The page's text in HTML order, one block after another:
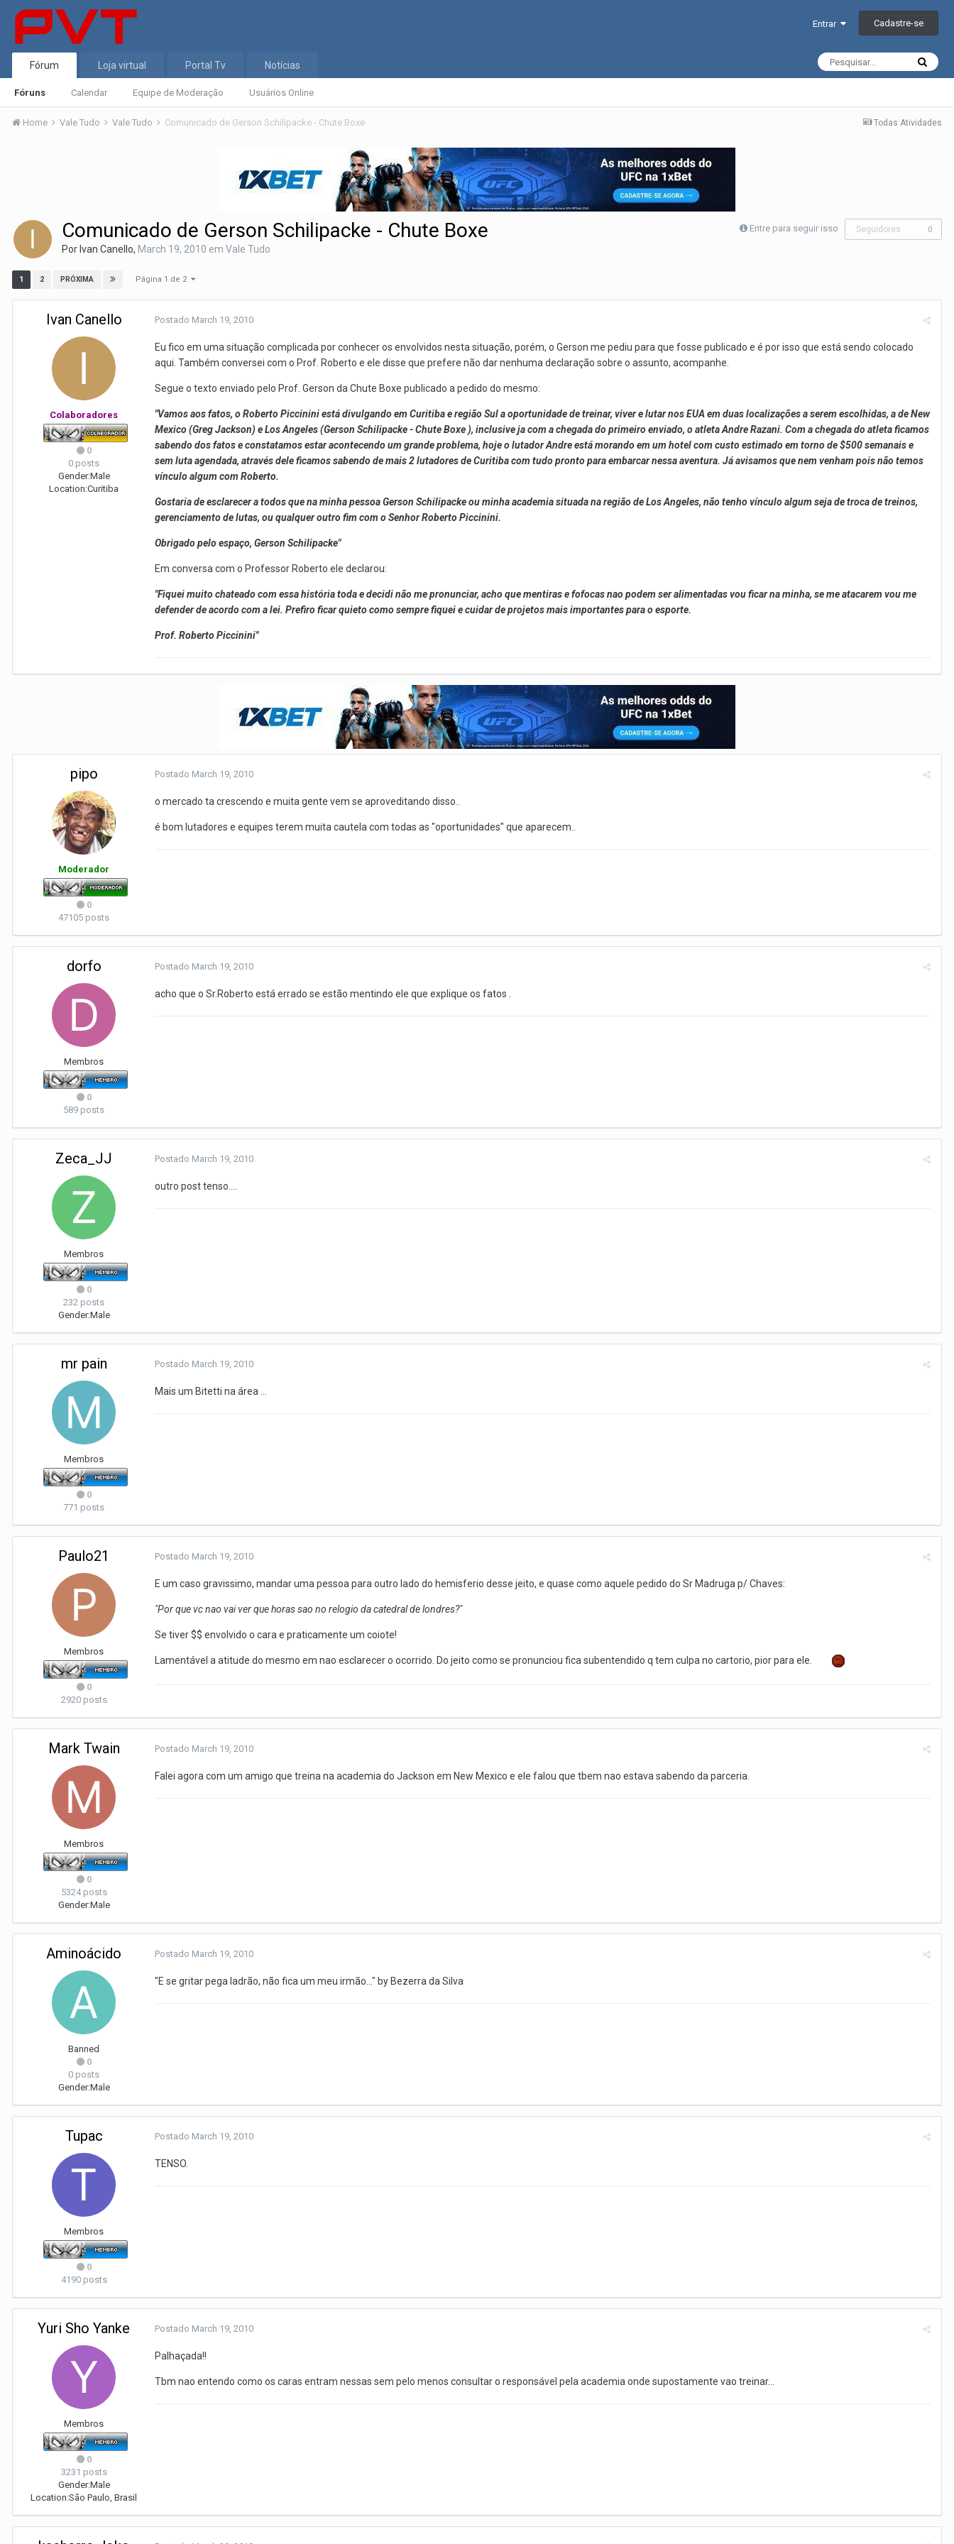
Entrar Cadastre-se
Fórum
Fóruns Calendar Equipe de Moderação Usuários Online
Loja virtual Portal Tv Notícias
Todas Atividades
Home Vale Tudo Vale Tudo Comunicado de Gerson Schilipacke - Chute Boxe
Entre para seguir isso Seguidores 0
Comunicado de Gerson Schilipacke - Chute Boxe
Por Ivan Canello, March 19, 2010 em Vale Tudo
1 2 PRÓXIMA Página 1 de 2
Ivan Canello
Colaboradores
0
0 posts
Gender:Male
Location:Curitiba
Postado March 19, 2010
Eu fico em uma situação complicada por conhecer os envolvidos nesta situação, porém, o Gerson me pediu para que fosse publicado e é por isso que está sendo colocado
aqui. Também conversei com o Prof. Roberto e ele disse que prefere não dar nenhuma declaração sobre o assunto, acompanhe.
Segue o texto enviado pelo Prof. Gerson da Chute Boxe publicado a pedido do mesmo:
"Vamos aos fatos, o Roberto Piccinini está divulgando em Curitiba e região Sul a oportunidade de treinar, viver e lutar nos EUA em duas localizações a serem escolhidas, a de New
Mexico (Greg Jackson) e Los Angeles (Gerson Schilipacke - Chute Boxe ), inclusive ja com a chegada do primeiro enviado, o atleta Andre Razani. Com a chegada do atleta ficamos
sabendo dos fatos e constatamos estar acontecendo um grande problema, hoje o lutador Andre está morando em um hotel com custo estimado em torno de $500 semanais e
sem luta agendada, através dele ficamos sabendo de mais 2 lutadores de Curitiba com tudo pronto para embarcar nessa aventura. Já avisamos que nem venham pois não temos
vínculo algum com Roberto.
Gostaria de esclarecer a todos que na minha pessoa Gerson Schilipacke ou minha academia situada na região de Los Angeles, não tenho vínculo algum seja de troca de treinos,
gerenciamento de lutas, ou qualquer outro fim com o Senhor Roberto Piccinini.
Obrigado pelo espaço, Gerson Schilipacke"
Em conversa com o Professor Roberto ele declarou:
"Fiquei muito chateado com essa história toda e decidi não me pronunciar, acho que mentiras e fofocas nao podem ser alimentadas vou ficar na minha, se me atacarem vou me
defender de acordo com a lei. Prefiro ficar quieto como sempre fiquei e cuidar de projetos mais importantes para o esporte.
Prof. Roberto Piccinini"
pipo
Moderador
0
47105 posts
Postado March 19, 2010
o mercado ta crescendo e muita gente vem se aproveditando disso..
é bom lutadores e equipes terem muita cautela com todas as "oportunidades" que aparecem..
dorfo
Membros
0
589 posts
Postado March 19, 2010
acho que o Sr.Roberto está errado se estão mentindo ele que explique os fatos .
Zeca_JJ
Membros
0
232 posts
Gender:Male
Postado March 19, 2010
outro post tenso....
mr pain
Membros
0
771 posts
Postado March 19, 2010
Mais um Bitetti na área ...
Paulo21
Membros
0
2920 posts
Postado March 19, 2010
E um caso gravissimo, mandar uma pessoa para outro lado do hemisferio desse jeito, e quase como aquele pedido do Sr Madruga p/ Chaves:
"Por que vc nao vai ver que horas sao no relogio da catedral de londres?"
Se tiver $$ envolvido o cara e praticamente um coiote!
Lamentável a atitude do mesmo em nao esclarecer o ocorrido. Do jeito como se pronunciou fica subentendido q tem culpa no cartorio, pior para ele.
Mark Twain
Membros
0
5324 posts
Gender:Male
Postado March 19, 2010
Falei agora com um amigo que treina na academia do Jackson em New Mexico e ele falou que tbem nao estava sabendo da parceria.
Aminoácido
Banned
0
0 posts
Gender:Male
Postado March 19, 2010
"E se gritar pega ladrão, não fica um meu irmão..." by Bezerra da Silva
Tupac
Membros
0
4190 posts
Postado March 19, 2010
TENSO.
Yuri Sho Yanke
Membros
0
3231 posts
Gender:Male
Location:São Paulo, Brasil
Postado March 19, 2010
Palhaçada!!
Tbm nao entendo como os caras entram nessas sem pelo menos consultar o responsável pela academia onde supostamente vao treinar...